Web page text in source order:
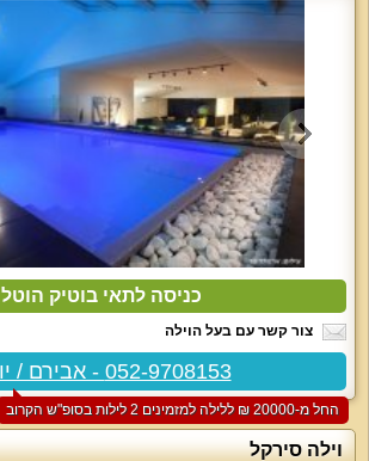
כניסה לתאי בוטיק הוטל
צור קשר עם בעל הוילה
052-9708153 - אבירם / יואב
החל מ-‏20000 ₪ ללילה למזמינים 2 לילות בסופ"ש הקרוב
וילה סירקל